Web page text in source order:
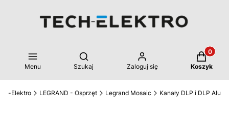
Menu
Otwórz wyszukiwarkę
Szukaj Zaloguj się Koszyk
Elektro LEGRAND - Osprzęt Legrand Mosaic Kanały DLP i DLP Alu